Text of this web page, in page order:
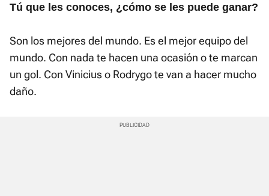
Tú que les conoces, ¿cómo se les puede ganar?
Son los mejores del mundo. Es el mejor equipo del
mundo. Con nada te hacen una ocasión o te marcan
un gol. Con Vinicius o Rodrygo te van a hacer mucho
daño.